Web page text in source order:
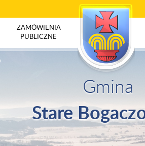
ZAMÓWIENIA
PUBLICZNE
Gmina
Stare